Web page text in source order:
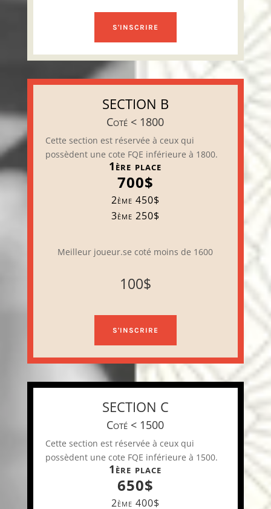
S'INSCRIRE
SECTION B
Coté < 1800
Cette section est réservée à ceux qui
possèdent une cote FQE inférieure à 1800.
1ère place
700$
2ème 450$
3ème 250$
Meilleur joueur.se coté moins de 1600
100$
S'INSCRIRE
SECTION C
Coté < 1500
Cette section est réservée à ceux qui
possèdent une cote FQE inférieure à 1500.
1ère place
650$
2ème 400$